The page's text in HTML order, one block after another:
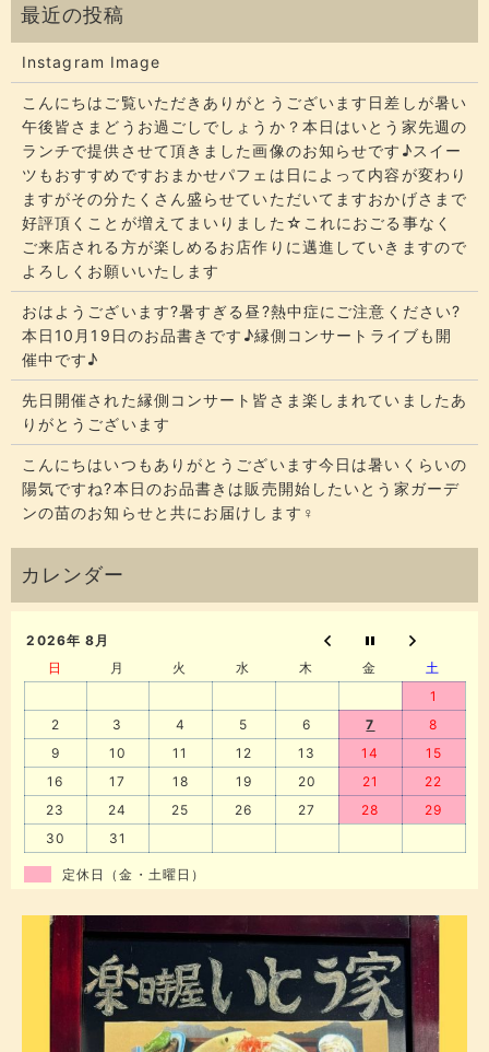
Instagram Image
こんにちはご覧いただきありがとうございます​​​日差しが暑い
午後皆さまどうお過ごしでしょうか？​​​本日はいとう家先週の
ランチで提供させて頂きました画像のお知らせです♪スイー
ツもおすすめですおまかせパフェは日によって内容が変わり
ますがその分たくさん盛らせていただいてます​​​おかげさまで
好評頂くことが増えてまいりました☆​​これにおごる事なく
ご来店される方が楽しめるお店作りに邁進していきますので
よろしくお願いいたします
おはようございます?暑すぎる昼?熱中症にご注意ください?
本日10月19日のお品書きです♪縁側コンサートライブも開
催中です♪
先日開催された縁側コンサート皆さま楽しまれていましたあ
りがとうございます
こんにちはいつもありがとうございます今日は暑いくらいの
陽気ですね?本日のお品書きは販売開始したいとう家ガーデ
ンの苗のお知らせと共にお届けします‍♀️
2026年 8月
日
月 火 水 木 金
土
1
2
3 4 5 6 7
8
9
10 11 12 13 14
15
16
17 18 19 20 21
22
23
24 25 26 27 28
29
30
31
定休日（金・土曜日）